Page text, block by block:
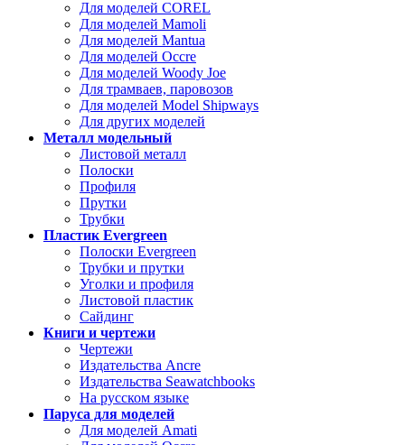
Для моделей COREL
Для моделей Mamoli
Для моделей Mantua
Для моделей Occre
Для моделей Woody Joe
Для трамваев, паровозов
Для моделей Model Shipways
Для других моделей
Металл модельный
Листовой металл
Полоски
Профиля
Прутки
Трубки
Пластик Evergreen
Полоски Evergreen
Трубки и прутки
Уголки и профиля
Листовой пластик
Сайдинг
Книги и чертежи
Чертежи
Издательства Ancre
Издательства Seawatchbooks
На русском языке
Паруса для моделей
Для моделей Amati